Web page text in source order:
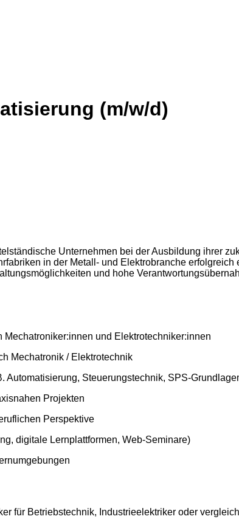
(m/w/d)
Unternehmen bei der Ausbildung ihrer
in der Metall- und Elektrobranche erfolgreich
und hohe
und Elektrotechniker:innen
Mechatronik / Elektrotechnik
Steuerungstechnik, SPS-
Projekten
Perspektive
digitale Lernplattformen, Web-Seminare)
für Betriebstechnik, Industrieelektriker oder